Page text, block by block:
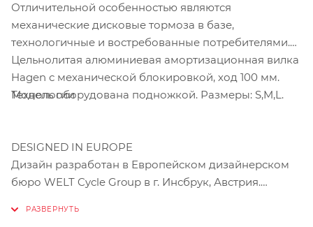
Отличительной особенностью являются
механические дисковые тормоза в базе,
технологичные и востребованные потребителями.
Цельнолитая алюминиевая амортизационная вилка
Hagen с механической блокировкой, ход 100 мм.
Модель оборудована подножкой. Размеры: S,M,L.
Технологии
DESIGNED IN EUROPE
Дизайн разработан в Европейском дизайнерском
бюро WELT Cycle Group в г. Инсбрук, Австрия.